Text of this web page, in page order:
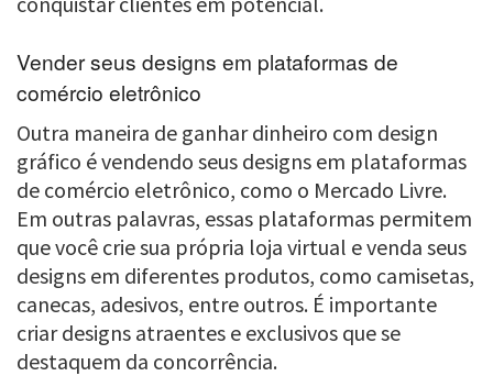
Vender seus designs em plataformas de
comércio eletrônico
Outra maneira de ganhar dinheiro com design
gráfico é vendendo seus designs em plataformas
de comércio eletrônico, como o Mercado Livre.
Em outras palavras, essas plataformas permitem
que você crie sua própria loja virtual e venda seus
designs em diferentes produtos, como camisetas,
canecas, adesivos, entre outros. É importante
criar designs atraentes e exclusivos que se
destaquem da concorrência.